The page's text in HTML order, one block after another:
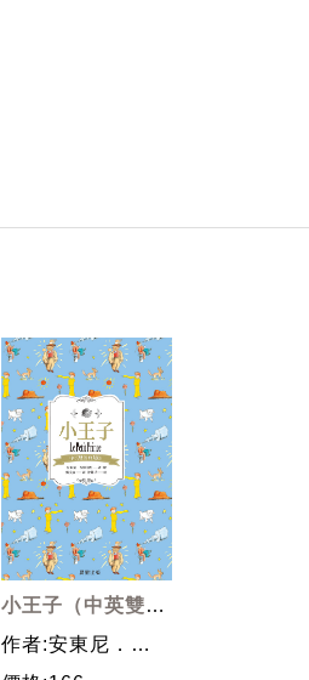
小王子（中英雙語
典藏版） (電子書)
作者:安東尼．聖
修伯里（Antoine